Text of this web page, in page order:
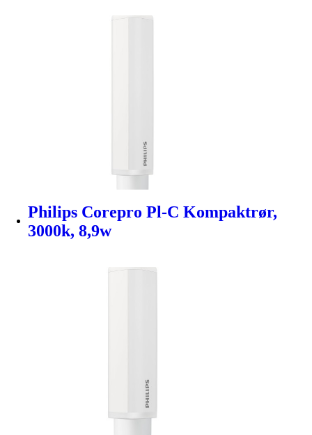
Philips Corepro Pl-C Kompaktrør,
3000k, 8,9w